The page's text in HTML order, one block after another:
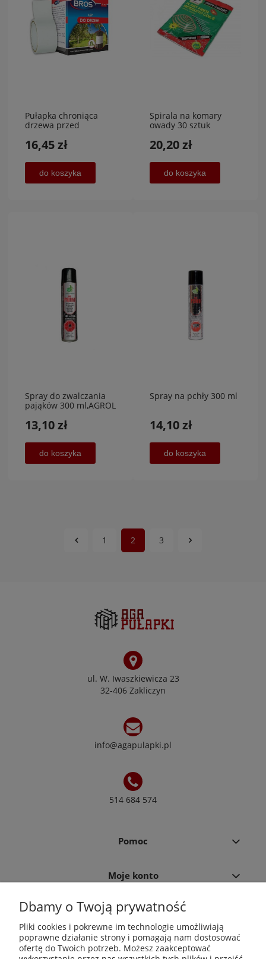
Pułapka chroniąca
drzewa przed
cm,BROS
16,45 zł
do koszyka
Spirala na komary
owady 30 sztuk
20,20 zł
do koszyka
Spray do zwalczania
pająków 300 ml,AGROL
13,10 zł
do koszyka
Spray na pchły 300 ml
14,10 zł
do koszyka
1 2 3
ul. W. Iwaszkiewicza 23
32-406 Zakliczyn
info@agapulapki.pl
514 684 574
Pomoc
Moje konto
Płatności i dostawa
Informacje
Dbamy o Twoją prywatność
Pliki cookies i pokrewne im technologie umożliwiają
poprawne działanie strony i pomagają nam dostosować
ofertę do Twoich potrzeb. Możesz zaakceptować